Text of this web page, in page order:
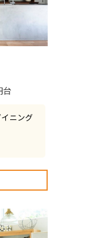
台
ニング